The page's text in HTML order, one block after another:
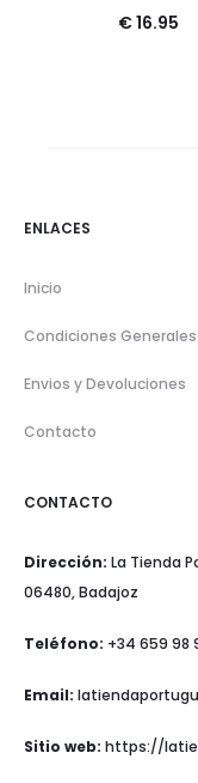
€16.95
ENLACES
Inicio
Condiciones Generales
Envios y Devoluciones
Contacto
CONTACTO
Dirección: La Tienda
06480, Badajoz
Teléfono: +34 659 98
Email:
Sitio web: https://